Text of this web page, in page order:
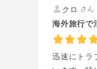
クロ さ
海外旅行で
迅速にトラ